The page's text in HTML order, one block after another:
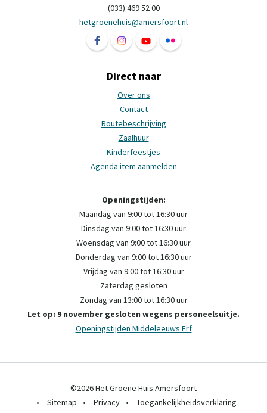
(033) 469 52 00
hetgroenehuis@amersfoort.nl
Volg ons op Facebook Het Groene Huis
Volg ons op Instagram Het Groene
Volg ons op YouTube Het
Volg ons op Flickr Het
Direct naar
Over ons
Contact
Routebeschrijving
Zaalhuur
Kinderfeestjes
Agenda item aanmelden
Openingstijden:
Maandag van 9:00 tot 16:30 uur
Dinsdag van 9:00 tot 16:30 uur
Woensdag van 9:00 tot 16:30 uur
Donderdag van 9:00 tot 16:30 uur
Vrijdag van 9:00 tot 16:30 uur
Zaterdag gesloten
Zondag van 13:00 tot 16:30 uur
Let op: 9 november gesloten wegens personeelsuitje.
Openingstijden Middeleeuws Erf
©2026 Het Groene Huis Amersfoort
•
Sitemap • Privacy • Toegankelijkheidsverklaring